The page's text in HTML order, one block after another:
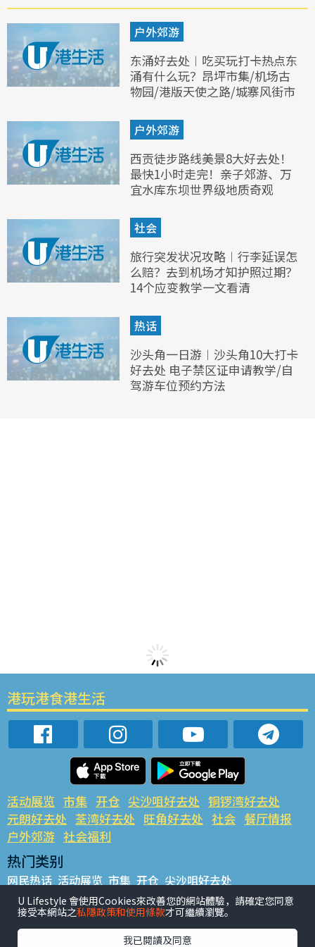
户外郊游
东涌好去处︱吃买玩打卡热点东
涌有什么玩？昂坪市集/机场古
物园/港版天使之路/城寨风街市
户外郊游
西贡徒步路线美景8大好去处！
最快1小时走完！亲子郊游、万
宜水库东坝世界级地质奇观
社会
旅行突发状况攻略︱行李延误怎
么赔？去到机场才知护照过期？
14个应变教学一文看清
热话
沙头角一日游︱沙头角10大打卡
好去处 电子禁区证申请教学/自
驾游车位预约方法
港玩港食港生活
活动展览 市集 开仓 尖沙咀好去处 铜锣湾好去处
元朗好去处 荃湾好去处 旺角好去处 社会 餐厅情报
户外郊游 社会福利
热门类别
网民热话 活动展览 市集 开仓 尖沙咀好去处
铜锣湾好去处 元朗好去处 荃湾好去处 旺角好去处 社会
餐厅情报 户外郊游
热门标签
U Lifestyle 會使用Cookies來改善您的網站體驗，請確定您同意
接受本網站之私隱政策和使用條款才可繼續瀏覽。
我已閱讀及同意